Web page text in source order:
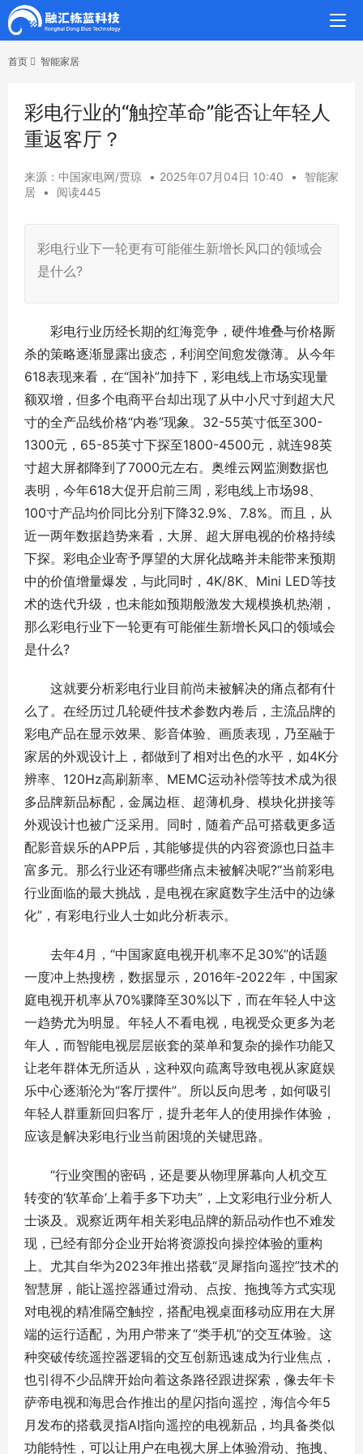
首页 智能家居
彩电行业的“触控革命”能否让年轻人
重返客厅？
来源：中国家电网/贾琼 • 2025年07月04日 10:40 •
智能家
居
• 阅读445
彩电行业下一轮更有可能催生新增长风口的领域会
是什么?
彩电行业历经长期的红海竞争，硬件堆叠与价格厮
杀的策略逐渐显露出疲态，利润空间愈发微薄。从今年
618表现来看，在“国补”加持下，彩电线上市场实现量
额双增，但多个电商平台却出现了从中小尺寸到超大尺
寸的全产品线价格“内卷”现象。32-55英寸低至300-
1300元，65-85英寸下探至1800-4500元，就连98英
寸超大屏都降到了7000元左右。奥维云网监测数据也
表明，今年618大促开启前三周，彩电线上市场98、
100寸产品均价同比分别下降32.9%、7.8%。而且，从
近一两年数据趋势来看，大屏、超大屏电视的价格持续
下探。彩电企业寄予厚望的大屏化战略并未能带来预期
中的价值增量爆发，与此同时，4K/8K、Mini LED等技
术的迭代升级，也未能如预期般激发大规模换机热潮，
那么彩电行业下一轮更有可能催生新增长风口的领域会
是什么?
这就要分析彩电行业目前尚未被解决的痛点都有什
么了。在经历过几轮硬件技术参数内卷后，主流品牌的
彩电产品在显示效果、影音体验、画质表现，乃至融于
家居的外观设计上，都做到了相对出色的水平，如4K分
辨率、120Hz高刷新率、MEMC运动补偿等技术成为很
多品牌新品标配，金属边框、超薄机身、模块化拼接等
外观设计也被广泛采用。同时，随着产品可搭载更多适
配影音娱乐的APP后，其能够提供的内容资源也日益丰
富多元。那么行业还有哪些痛点未被解决呢?“当前彩电
行业面临的最大挑战，是电视在家庭数字生活中的边缘
化”，有彩电行业人士如此分析表示。
去年4月，“中国家庭电视开机率不足30%”的话题
一度冲上热搜榜，数据显示，2016年-2022年，中国家
庭电视开机率从70%骤降至30%以下，而在年轻人中这
一趋势尤为明显。年轻人不看电视，电视受众更多为老
年人，而智能电视层层嵌套的菜单和复杂的操作功能又
让老年群体无所适从，这种双向疏离导致电视从家庭娱
乐中心逐渐沦为“客厅摆件”。所以反向思考，如何吸引
年轻人群重新回归客厅，提升老年人的使用操作体验，
应该是解决彩电行业当前困境的关键思路。
“行业突围的密码，还是要从物理屏幕向人机交互
转变的‘软革命’上着手多下功夫”，上文彩电行业分析人
士谈及。观察近两年相关彩电品牌的新品动作也不难发
现，已经有部分企业开始将资源投向操控体验的重构
上。尤其自华为2023年推出搭载“灵犀指向遥控”技术的
智慧屏，能让遥控器通过滑动、点按、拖拽等方式实现
对电视的精准隔空触控，搭配电视桌面移动应用在大屏
端的运行适配，为用户带来了“类手机”的交互体验。这
种突破传统遥控器逻辑的交互创新迅速成为行业焦点，
也引得不少品牌开始向着这条路径跟进探索，像去年卡
萨帝电视和海思合作推出的星闪指向遥控，海信今年5
月发布的搭载灵指AI指向遥控的电视新品，均具备类似
功能特性，可以让用户在电视大屏上体验滑动、拖拽、